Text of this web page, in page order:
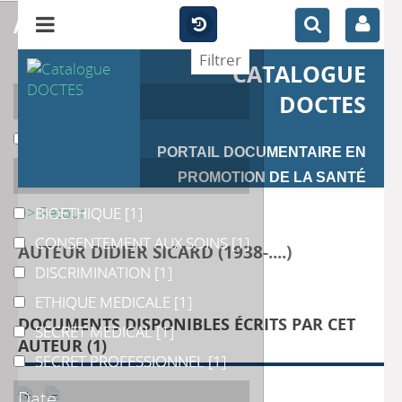
CATALOGUE
DOCTES
PORTAIL DOCUMENTAIRE EN
PROMOTION DE LA SANTÉ
>> Retour
AUTEUR DIDIER SICARD (1938-....)
DOCUMENTS DISPONIBLES ÉCRITS PAR CET
AUTEUR (1)
affiner
Auteur
Sicard
BIOETHIQUE
BIOETHIQUE [1]
CONSENTEMENT AUX SOINS
CONSENTEMENT AUX SOINS[1]
DISCRIMINATION
DISCRIMINATION [1]
ETHIQUE MEDICALE
ETHIQUE MEDICALE [1]
SECRET MEDICAL
SECRET MEDICAL[1]
SECRET PROFESSIONNEL
SECRET PROFESSIONNEL[1]